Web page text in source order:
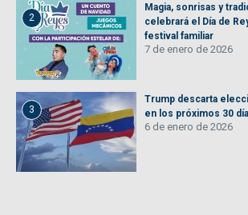
2
Magia, sonrisas y
celebrará el Día de
festival familiar
7 de enero de 2026
3
Trump descarta
en los próximos 30
6 de enero de 2026